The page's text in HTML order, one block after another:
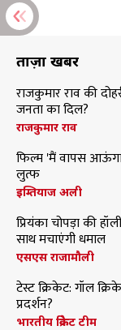
ताज़ा खबरें
राजकुमार राव की
जनता का दिल?
राजकुमार राव
फिल्म 'मैं वापस
लुत्फ
इम्तियाज अली
प्रियंका चोपड़ा की
साथ मचाएंगी धमाल
एसएस राजामौली
टेस्ट क्रिकेट: गॉल
प्रदर्शन?
भारतीय क्रिकेट टीम